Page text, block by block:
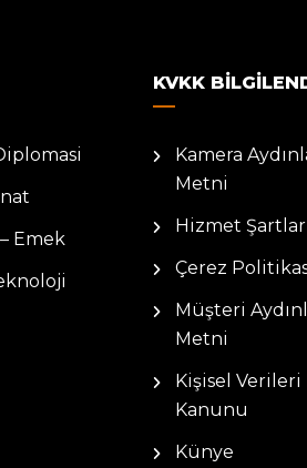
Emek
KVKK
Kamera
Metni
Hizmet
Çerez
Müşteri
Metni
Kişisel Verileri
Kanunu
Künye